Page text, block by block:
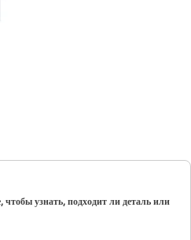
чтобы узнать, подходит ли деталь или